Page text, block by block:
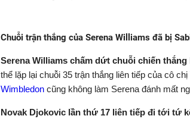
Chuỗi trận thắng của Serena Williams đã bị
Serena Williams chấm dứt chuỗi chiến
thể lặp lại chuỗi 35 trận thắng liên tiếp của cô
Wimbledon cũng không làm Serena đánh mất
Novak Djokovic lần thứ 17 liên tiếp đi tới tứ